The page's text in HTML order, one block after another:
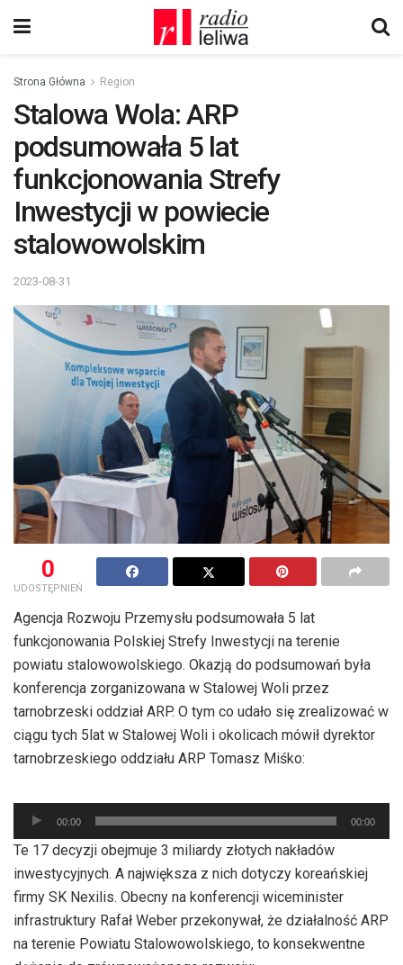
Strona Główna Region
Stalowa Wola: ARP
podsumowała 5 lat
funkcjonowania Strefy
Inwestycji w powiecie
stalowowolskim
2023-08-31
0
UDOSTĘPNIEŃ
Agencja Rozwoju Przemysłu podsumowała 5 lat
funkcjonowania Polskiej Strefy Inwestycji na terenie
powiatu stalowowolskiego. Okazją do podsumowań była
konferencja zorganizowana w Stalowej Woli przez
tarnobrzeski oddział ARP. O tym co udało się zrealizować w
ciągu tych 5lat w Stalowej Woli i okolicach mówił dyrektor
tarnobrzeskiego oddziału ARP Tomasz Miśko:
Odtwarzacz
plików
dźwiękowych
00:00 00:00
Te 17 decyzji obejmuje 3 miliardy złotych nakładów
inwestycyjnych. A największa z nich dotyczy koreańskiej
firmy SK Nexilis. Obecny na konferencji wiceminister
infrastruktury Rafał Weber przekonywał, że działalność ARP
na terenie Powiatu Stalowowolskiego, to konsekwentne